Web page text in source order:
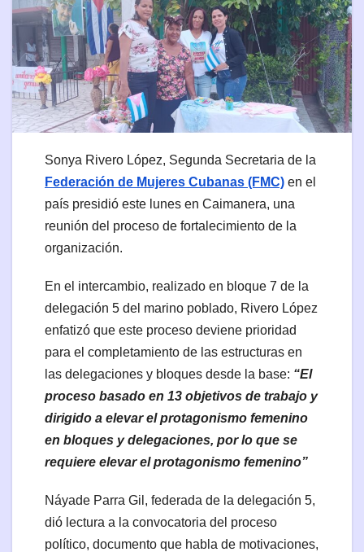
Sonya Rivero López, Segunda Secretaria de la
Federación de Mujeres Cubanas (FMC) en el
país presidió este lunes en Caimanera, una
reunión del proceso de fortalecimiento de la
organización.
En el intercambio, realizado en bloque 7 de la
delegación 5 del marino poblado, Rivero López
enfatizó que este proceso deviene prioridad
para el completamiento de las estructuras en
las delegaciones y bloques desde la base: “El
proceso basado en 13 objetivos de trabajo y
dirigido a elevar el protagonismo femenino
en bloques y delegaciones, por lo que se
requiere elevar el protagonismo femenino”
Náyade Parra Gil, federada de la delegación 5,
dió lectura a la convocatoria del proceso
político, documento que habla de motivaciones,